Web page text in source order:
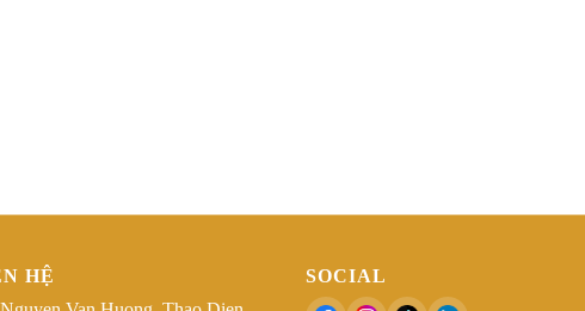
HỆ
SOCIAL